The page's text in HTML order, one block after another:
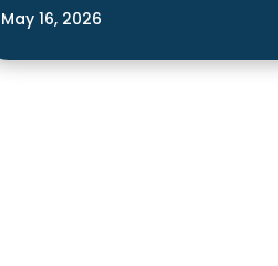
May 16, 2026